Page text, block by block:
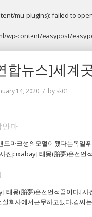
mu-plugins): failed to
wp-content/easypost/
합뉴스]세계
14, 2020 by sk01
안마
드마크성의모델이됐다는독일
진pixabay] 태몽(胎夢)은선언
태몽(胎夢)은선언적꿈이다.[
설회사에서근무하고있다.김씨